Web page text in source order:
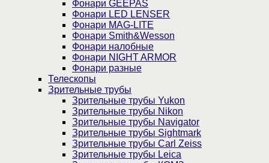
Фонари GEEPAS
Фонари LED LENSER
Фонари MAG-LITE
Фонари Smith&Wesson
Фонари налобные
Фонари NIGHT ARMOR
Фонари разные
Телескопы
Зрительные трубы
Зрительные трубы Yukon
Зрительные трубы Nikon
Зрительные трубы Navigator
Зрительные трубы Sightmark
Зрительные трубы Carl Zeiss
Зрительные трубы Leica